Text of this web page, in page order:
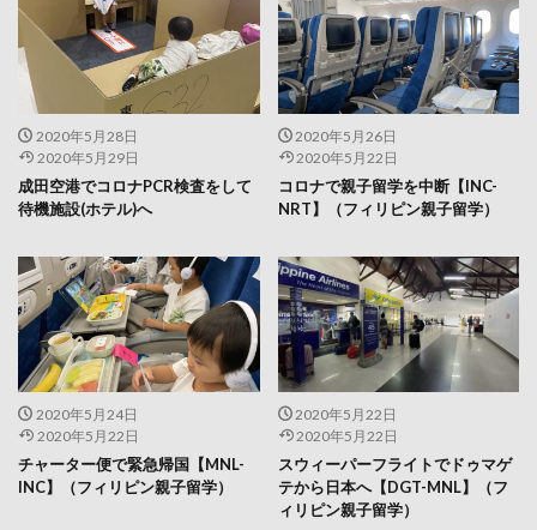
2020年5月28日
2020年5月29日
成田空港でコロナPCR検査をして
待機施設(ホテル)へ
2020年5月26日
2020年5月22日
コロナで親子留学を中断【INC-
NRT】（フィリピン親子留学）
2020年5月24日
2020年5月22日
チャーター便で緊急帰国【MNL-
INC】（フィリピン親子留学）
2020年5月22日
2020年5月22日
スウィーパーフライトでドゥマゲ
テから日本へ【DGT-MNL】（フ
ィリピン親子留学）